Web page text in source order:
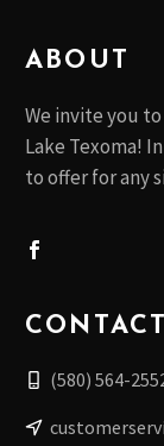
ABOUT
We invite you
Lake Texoma!
to offer for any
CONTACT
(580) 564-